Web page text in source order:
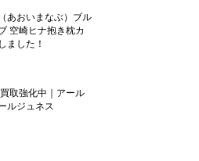
あおいまなぶ）ブル
空崎ヒナ抱き枕カ
ました！
取強化中｜アール
ルジュネス